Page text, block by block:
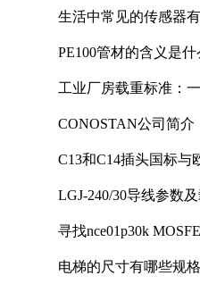
生活中常见的传感器
PE100管材的含义是什
工业厂房载重标准：
CONOSTAN公司简介
C13和C14插头国标与
LGJ-240/30导线参数
寻找nce01p30k
电梯的尺寸有哪些规格